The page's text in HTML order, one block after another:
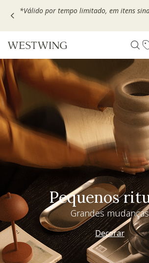
Escolha seu VOUCHER e ganhe até 30%
Pequenos
Grandes mudanças
Decorar